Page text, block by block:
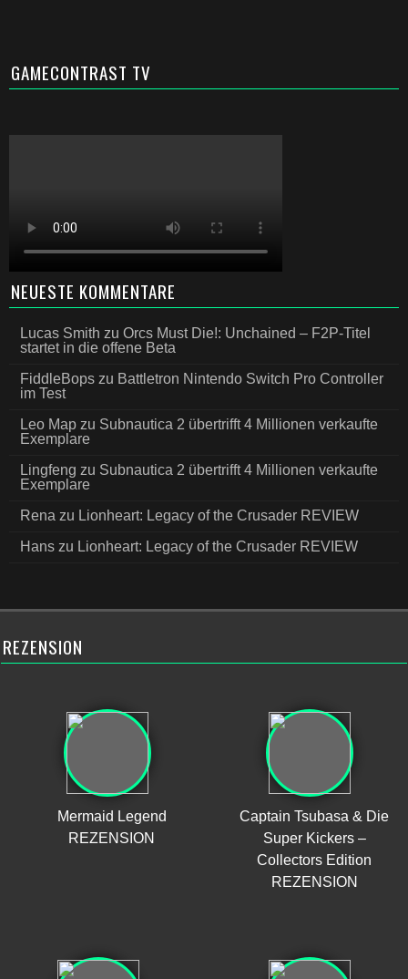
GAMECONTRAST TV
NEUESTE KOMMENTARE
Lucas Smith zu Orcs Must Die!: Unchained – F2P-Titel
startet in die offene Beta
FiddleBops zu Battletron Nintendo Switch Pro Controller
im Test
Leo Map zu Subnautica 2 übertrifft 4 Millionen verkaufte
Exemplare
Lingfeng zu Subnautica 2 übertrifft 4 Millionen verkaufte
Exemplare
Rena zu Lionheart: Legacy of the Crusader REVIEW
Hans zu Lionheart: Legacy of the Crusader REVIEW
REZENSION
Mermaid Legend
REZENSION
Captain Tsubasa & Die
Super Kickers –
Collectors Edition
REZENSION